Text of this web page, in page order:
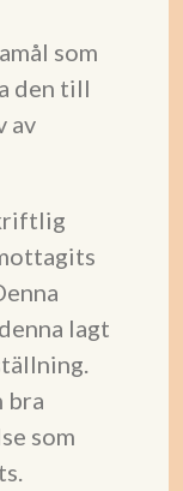
som
den till
av
lagt
bra
som